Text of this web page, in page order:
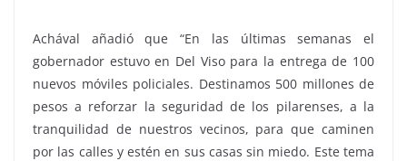
Achával añadió que “En las últimas semanas el
gobernador estuvo en Del Viso para la entrega de 100
nuevos móviles policiales. Destinamos 500 millones de
pesos a reforzar la seguridad de los pilarenses, a la
tranquilidad de nuestros vecinos, para que caminen
por las calles y estén en sus casas sin miedo. Este tema